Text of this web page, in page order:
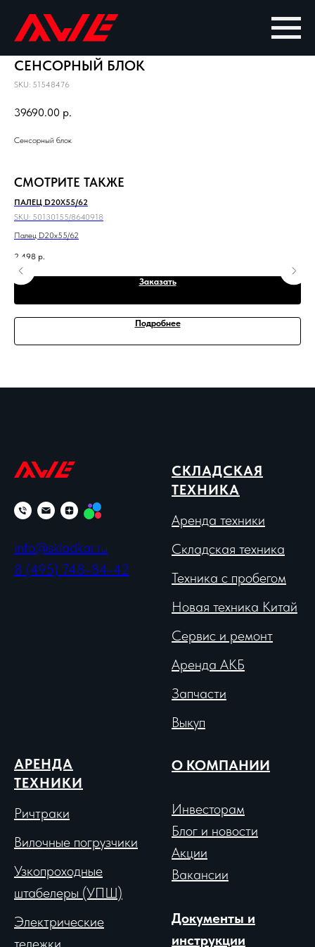
СЕНСОРНЫЙ БЛОК
SKU: 51548476
39690.00 р.
Сенсорный блок
СМОТРИТЕ ТАКЖЕ
ПАЛЕЦ D20X55/62
SKU: 50130155/8640918
Палец D20x55/62
2 498 р.
Заказать
Подробнее
info@skladkar.ru
8 (495) 748-84-42
СКЛАДСКАЯ
ТЕХНИКА
Аренда техники
Складская техника
Техника с пробегом
Новая техника Китай
Сервис и ремонт
Аренда АКБ
Запчасти
Выкуп
АРЕНДА
ТЕХНИКИ
Ричтраки
Вилочные погрузчики
Узкопроходные
штабелеры (УПШ)
Электрические
О КОМПАНИИ
Инвесторам
Блог и новости
Акции
Вакансии
Документы и
инструкции